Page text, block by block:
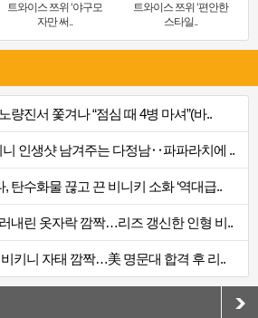
트와이스 쯔위 ‘야구모
자만 써..
트와이스 쯔위 ‘편안한
스타일..
량진서 쫓겨나 “점심 때 4병 마셔”(바..
인생샷 남겨주는 다정남‥파파라치에 ..
탄수화물 끊고 끈 비니키 소화 ‘역대급..
내린 옷자락 깜짝…리즈 갱신한 인형 비..
키니 자태 깜짝…美 명문대 합격 후 리..